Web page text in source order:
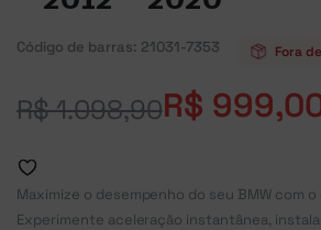
Código de barras: 21031-7353 Fora
R$1.098,90R$
Maximize o desempenho do seu BMW com
Experimente aceleração instantânea,